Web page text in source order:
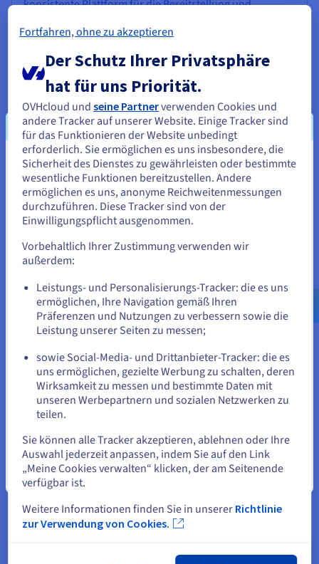
konsistente Plattform für die Bereitstellung und
Umgebung bietet, egal ob On-Premise, in einer
Diese Konsistenz ermöglicht es Unternehmen, Vendor-
Lock-in zu vermeiden und für jeden Workload den
besten Cloud-Anbieter auszuwählen. Die Multi-Cloud-
Funktionen von Tanzu ermöglichen es Unternehmen,
eine einheitliche Ebene zu erstellen, den Betrieb zu
vereinfachen und die Effizienz ihrer Deployments zu
verbessern.
Digitale Transformation beschleunigen
Digitale Transformation ist für viele Unternehmen
oberste Priorität und Tanzu spielt eine entscheidende
bietet eine Plattform für Aufbau, Betrieb und Verwaltung
moderner Anwendungen und ermöglicht es
Unternehmen, schneller zu innovieren und ihren
Kunden neue digitale Dienste schneller bereitzustellen.
Tanzus Unterstützung für DevOps-Praktiken und
Automatisierung optimiert die Pipeline für die
Softwarebereitstellung, sodass Unternehmen neue
Funktionen und Updates häufiger veröffentlichen
können. Diese Agilität ist unerlässlich, um in der sich
schnell entwickelnden digitalen Landschaft von heute
wettbewerbsfähig zu bleiben.
Da Tanzu zudem in der Lage ist, Legacy-Anwendungen
zu modernisieren und Multi-Cloud-Umgebungen zu
optimieren, können Unternehmen eine solide Grundlage
für ihre Initiativen zur digitalen Transformation legen.
Sie scheinen sich in Vereinigte
Staaten zu befinden.
Wenn Sie aus Vereinigte Staaten bestellen möchten, müssen Sie
sich auf der entsprechenden Website umsehen und dort einen
Account erstellen.
us.ovhcloud.com/
Englisch USD - $
oder
Auf der aktuellen Website bleiben
Eine andere Website wählen
Schließen
Fortfahren, ohne zu akzeptieren
Der Schutz Ihrer Privatsphäre
hat für uns Priorität.
OVHcloud undseine Partnerverwenden Cookies und
andere Tracker auf unserer Website. Einige Tracker sind
für das Funktionieren der Website unbedingt
erforderlich. Sie ermöglichen es uns insbesondere, die
Sicherheit des Dienstes zu gewährleisten oder bestimmte
wesentliche Funktionen bereitzustellen. Andere
ermöglichen es uns, anonyme Reichweitenmessungen
durchzuführen. Diese Tracker sind von der
Einwilligungspflicht ausgenommen.
Vorbehaltlich Ihrer Zustimmung verwenden wir
außerdem:
Leistungs- und Personalisierungs-Tracker: die es uns
ermöglichen, Ihre Navigation gemäß Ihren
Präferenzen und Nutzungen zu verbessern sowie die
Leistung unserer Seiten zu messen;
sowie Social-Media- und Drittanbieter-Tracker: die es
uns ermöglichen, gezielte Werbung zu schalten, deren
Wirksamkeit zu messen und bestimmte Daten mit
unseren Werbepartnern und sozialen Netzwerken zu
teilen.
Sie können alle Tracker akzeptieren, ablehnen oder Ihre
Auswahl jederzeit anpassen, indem Sie auf den Link
„Meine Cookies verwalten“ klicken, der am Seitenende
verfügbar ist.
Weitere Informationen finden Sie in unserer Richtlinie
zur Verwendung von Cookies.